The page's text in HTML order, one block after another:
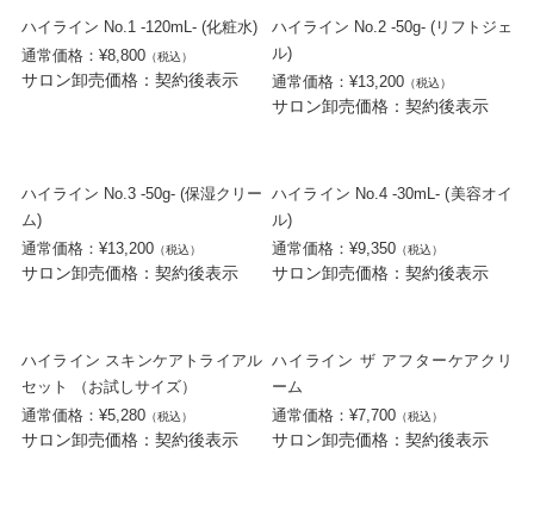
ハイライン No.1 -120mL- (化粧水)
通常価格：¥8,800（税込）
サロン卸売価格：契約後表示
ハイライン No.2 -50g- (リフトジェ
ル)
通常価格：¥13,200 （税込）
サロン卸売価格：契約後表示
ハイライン No.3 -50g- (保湿クリー
ム)
通常価格：¥13,200（税込）
サロン卸売価格：契約後表示
ハイライン No.4 -30mL- (美容オイ
ル)
通常価格：¥9,350 （税込）
サロン卸売価格：契約後表示
ハイライン スキンケアトライアル
セット （お試しサイズ）
通常価格：¥5,280（税込）
サロン卸売価格：契約後表示
ハイライン ザ アフターケアクリ
ーム
通常価格：¥7,700 （税込）
サロン卸売価格：契約後表示